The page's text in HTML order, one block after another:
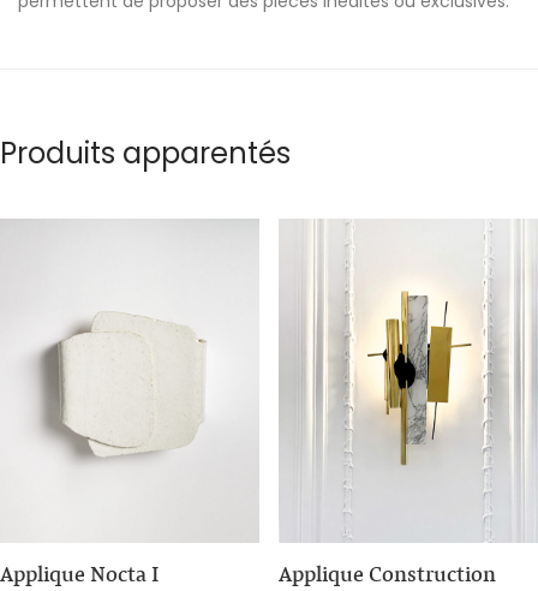
Produits apparentés
Applique Nocta I Applique Construction